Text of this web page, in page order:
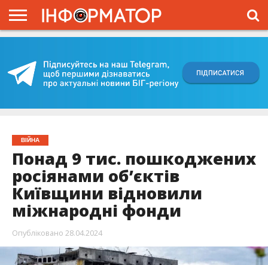
ПРОЄКТ
ВІЙНА
Понад 9 тис. пошкоджених
росіянами обʼєктів
Київщини відновили
міжнародні фонди
Опубліковано 28.04.2024